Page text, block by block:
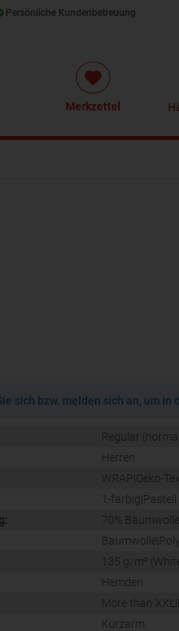
Persönliche Kundenbetreuung
Merkzettel
sich bzw. melden sich an, um in
Regular
Herren
WRAP|Oeko-Tex
1-farbig|Pastell
70%
135 g/m²
Hemden
More than
Kurzarm